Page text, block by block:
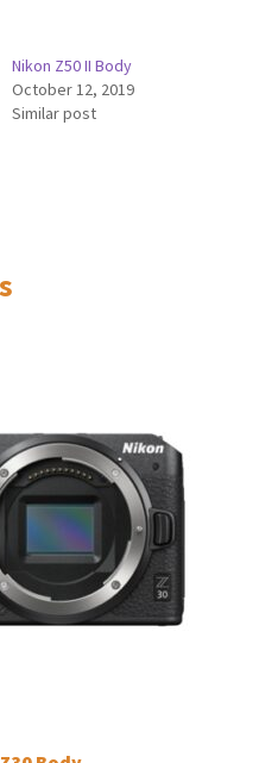
Nikon Z50 II Body
October 12, 2019
Similar post